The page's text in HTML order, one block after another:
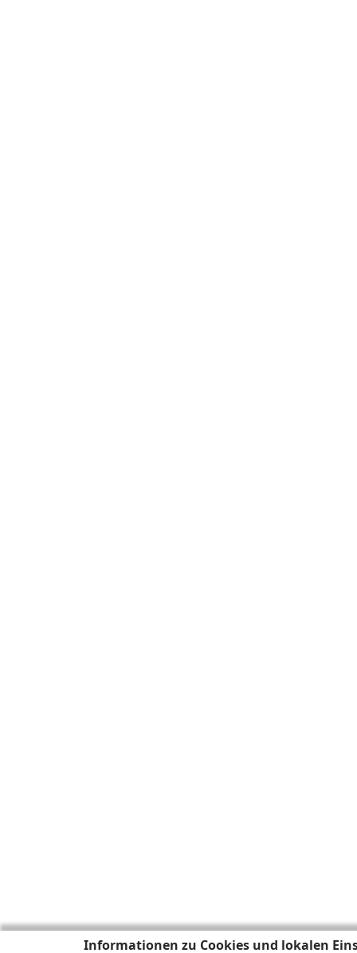
Informationen zu Cookies und lokalen